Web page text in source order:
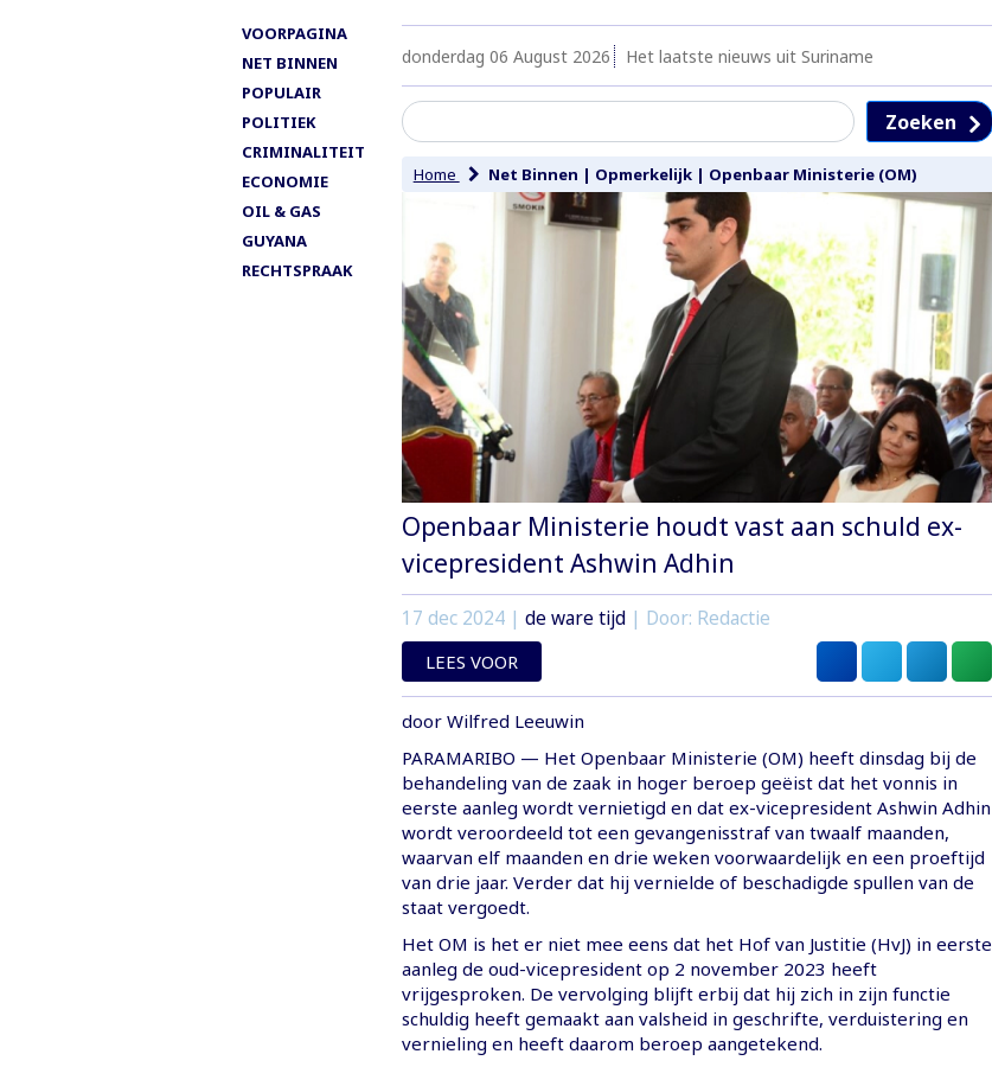
VOORPAGINA
NET BINNEN
POPULAIR
POLITIEK
CRIMINALITEIT
ECONOMIE
OIL & GAS
GUYANA
RECHTSPRAAK
donderdag 06 August 2026 Het laatste nieuws uit Suriname
Zoeken
Home Net Binnen | Opmerkelijk| Openbaar Ministerie (OM)
Openbaar Ministerie houdt vast aan schuld ex-
vicepresident Ashwin Adhin
17 dec 2024| de ware tijd| Door: Redactie
LEES VOOR
door Wilfred Leeuwin
PARAMARIBO — Het Openbaar Ministerie (OM) heeft dinsdag bij de
behandeling van de zaak in hoger beroep geëist dat het vonnis in
eerste aanleg wordt vernietigd en dat ex-vicepresident Ashwin Adhin
wordt veroordeeld tot een gevangenisstraf van twaalf maanden,
waarvan elf maanden en drie weken voorwaardelijk en een proeftijd
van drie jaar. Verder dat hij vernielde of beschadigde spullen van de
staat vergoedt.
Het OM is het er niet mee eens dat het Hof van Justitie (HvJ) in eerste
aanleg de oud-vicepresident op 2 november 2023 heeft
vrijgesproken. De vervolging blijft erbij dat hij zich in zijn functie
schuldig heeft gemaakt aan valsheid in geschrifte, verduistering en
vernieling en heeft daarom beroep aangetekend.